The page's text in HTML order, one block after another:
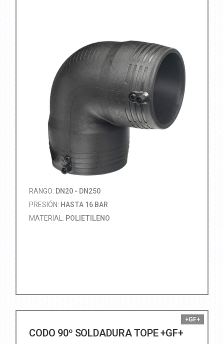
RANGO: DN20 - DN250
PRESIÓN: HASTA 16 BAR
MATERIAL: POLIETILENO
CODO 90º SOLDADURA TOPE +GF+
+GF+